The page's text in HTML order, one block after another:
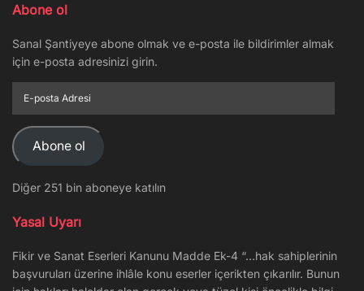
Abone ol
Sanal Şantiyeye abone olmak ve e-posta ile bildirimler almak
için e-posta adresinizi girin.
posta
Adresi
Abone ol
Diğer 251 bin aboneye katılın
Yasal Uyarı
Fikir ve Sanat Eserleri Kanunu Madde Ek-4 “…hak sahiplerinin
başvuruları üzerine ihlâle konu eserler içerikten çıkarılır. Bunun